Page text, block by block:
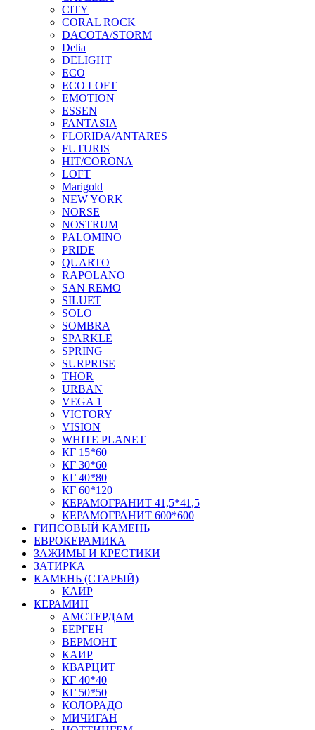
CITY
CORAL ROCK
DACOTA/STORM
Delia
DELIGHT
ECO
ECO LOFT
EMOTION
ESSEN
FANTASIA
FLORIDA/ANTARES
FUTURIS
HIT/CORONA
LOFT
Marigold
NEW YORK
NORSE
NOSTRUM
PALOMINO
PRIDE
QUARTO
RAPOLANO
SAN REMO
SILUET
SOLO
SOMBRA
SPARKLE
SPRING
SURPRISE
THOR
URBAN
VEGA 1
VICTORY
VISION
WHITE PLANET
КГ 15*60
КГ 30*60
КГ 40*80
КГ 60*120
КЕРАМОГРАНИТ 41,5*41,5
КЕРАМОГРАНИТ 600*600
ГИПСОВЫЙ КАМЕНЬ
ЕВРОКЕРАМИКА
ЗАЖИМЫ И КРЕСТИКИ
ЗАТИРКА
КАМЕНЬ (СТАРЫЙ)
КАИР
КЕРАМИН
АМСТЕРДАМ
БЕРГЕН
ВЕРМОНТ
КАИР
КВАРЦИТ
КГ 40*40
КГ 50*50
КОЛОРАДО
МИЧИГАН